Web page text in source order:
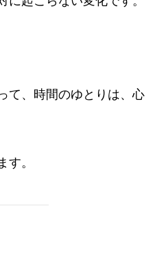
て、時間のゆとりは、心
す。